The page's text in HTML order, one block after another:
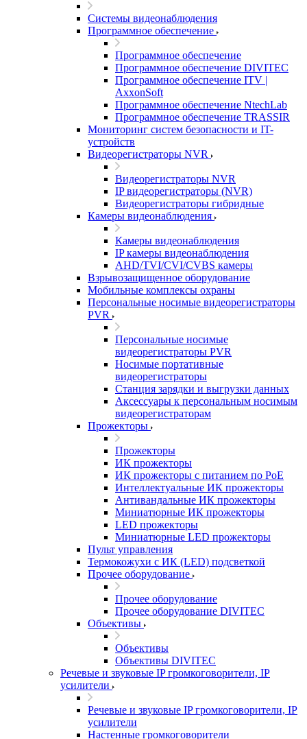
Системы видеонаблюдения
Программное обеспечение
Программное обеспечение
Программное обеспечение DIVITEC
Программное обеспечение ITV |
AxxonSoft
Программное обеспечение NtechLab
Программное обеспечение TRASSIR
Мониторинг систем безопасности и IT-
устройств
Видеорегистраторы NVR
Видеорегистраторы NVR
IP видеорегистраторы (NVR)
Видеорегистраторы гибридные
Камеры видеонаблюдения
Камеры видеонаблюдения
IP камеры видеонаблюдения
AHD/TVI/CVI/CVBS камеры
Взрывозащищенное оборудование
Мобильные комплексы охраны
Персональные носимые видеорегистраторы
PVR
Персональные носимые
видеорегистраторы PVR
Носимые портативные
видеорегистраторы
Станция зарядки и выгрузки данных
Аксессуары к персональным носимым
видеорегистраторам
Прожекторы
Прожекторы
ИК прожекторы
ИК прожекторы с питанием по PoE
Интеллектуальные ИК прожекторы
Антивандальные ИК прожекторы
Миниатюрные ИК прожекторы
LED прожекторы
Миниатюрные LED прожекторы
Пульт управления
Термокожухи с ИК (LED) подсветкой
Прочее оборудование
Прочее оборудование
Прочее оборудование DIVITEC
Объективы
Объективы
Объективы DIVITEC
Речевые и звуковые IP громкоговорители, IP
усилители
Речевые и звуковые IP громкоговорители, IP
усилители
Настенные громкоговорители